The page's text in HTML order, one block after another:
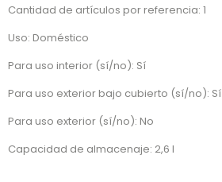
Cantidad de artículos por referencia: 1
Uso: Doméstico
Para uso interior (sí/no): Sí
Para uso exterior bajo cubierto (sí/no): Sí
Para uso exterior (sí/no): No
Capacidad de almacenaje: 2,6 l